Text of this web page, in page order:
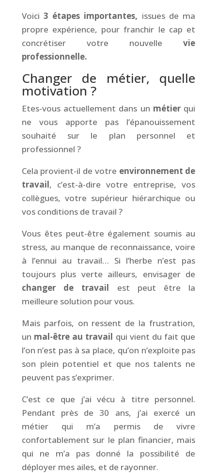
Voici3 étapes importantes, issues de ma
propre expérience, pour franchir le cap et
concrétiser votre nouvellevie
professionnelle.
Changer de métier, quelle
motivation ?
Etes-vous actuellement dans un métierqui
ne vous apporte pas l’épanouissement
souhaité sur le plan personnel et
professionnel ?
Cela provient-il de votre environnement de
travail, c’est-à-dire votre entreprise, vos
collègues, votre supérieur hiérarchique ou
vos conditions de travail ?
Vous êtes peut-être également soumis au
stress, au manque de reconnaissance, voire
à l’ennui au travail… Si l’herbe n’est pas
toujours plus verte ailleurs, envisager de
changer de travail est peut être la
meilleure solution pour vous.
Mais parfois, on ressent de la frustration,
un mal-être au travail qui vient du fait que
l’on n’est pas à sa place, qu’on n’exploite pas
son plein potentiel et que nos talents ne
peuvent pas s’exprimer.
C’est ce que j’ai vécu à titre personnel.
Pendant près de 30 ans, j’ai exercé un
métier qui m’a permis de vivre
confortablement sur le plan financier, mais
qui ne m’a pas donné la possibilité de
déployer mes ailes, et de rayonner.